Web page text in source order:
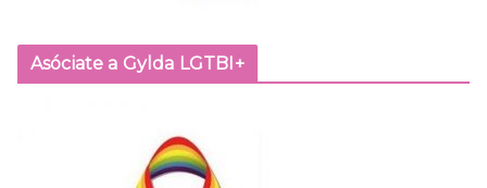
Asóciate a Gylda LGTBI+